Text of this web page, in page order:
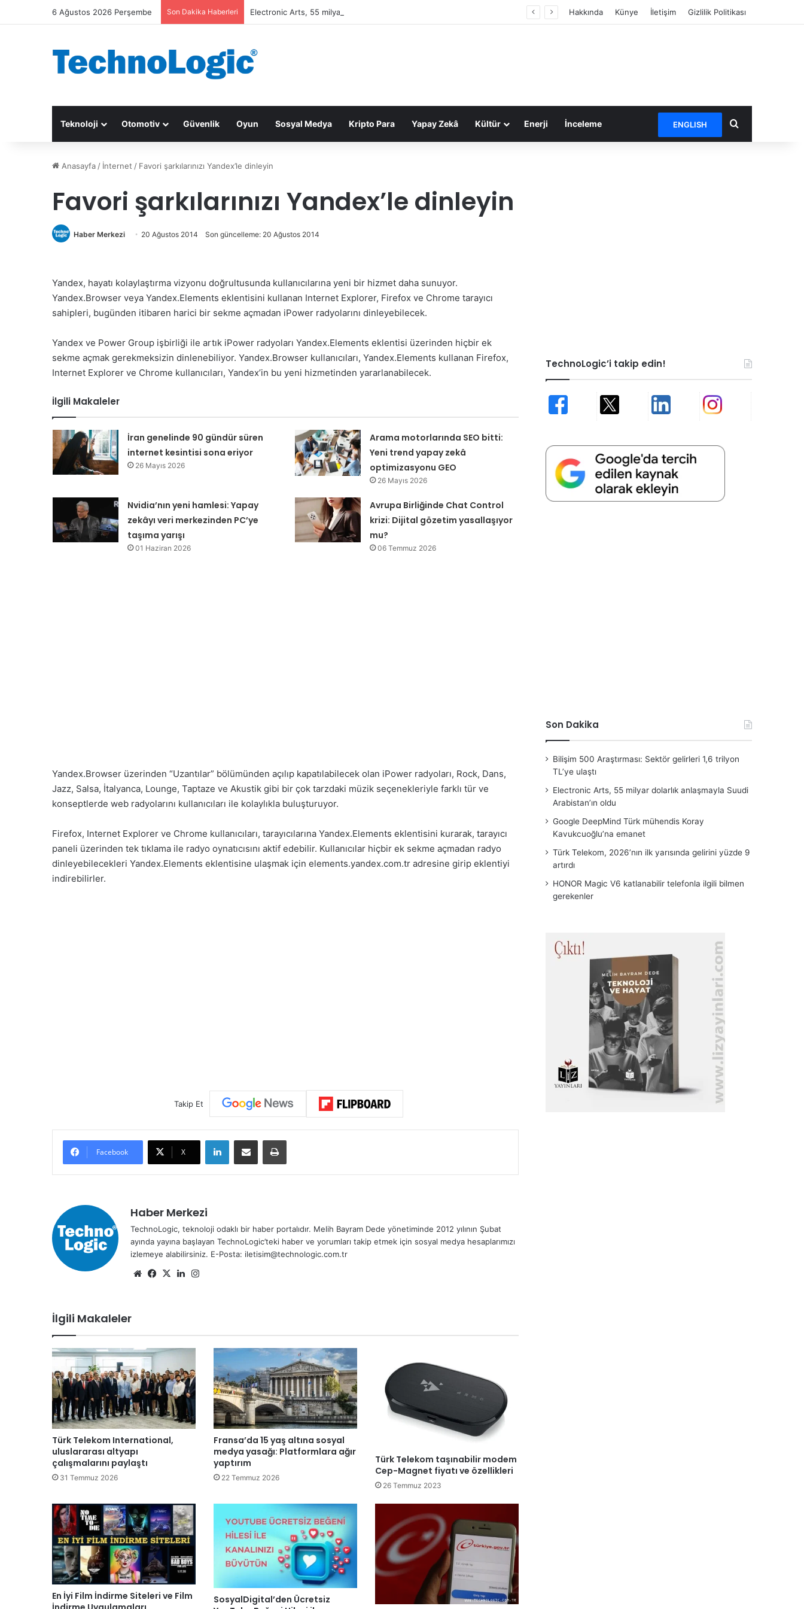
6 Ağustos 2026 Perşembe Son Dakika Haberleri Electronic Arts, 55 milyar dolarlık anlaşmayla Suudi Arabistan’ın oldu Hakkında Künye İletişim Gizlilik Politikası
Teknoloji Otomotiv Güvenlik Oyun Sosyal Medya Kripto Para Yapay Zekâ Kültür Enerji İnceleme ENGLISH Arama yap ...
Anasayfa / İnternet / Favori şarkılarınızı Yandex’le dinleyin
Favori şarkılarınızı Yandex’le dinleyin
Haber Merkezi 20 Ağustos 2014 Son güncelleme: 20 Ağustos 2014
Yandex, hayatı kolaylaştırma vizyonu doğrultusunda kullanıcılarına yeni bir hizmet daha sunuyor.
Yandex.Browser veya Yandex.Elements eklentisini kullanan Internet Explorer, Firefox ve Chrome tarayıcı
sahipleri, bugünden itibaren harici bir sekme açmadan iPower radyolarını dinleyebilecek.
Yandex ve Power Group işbirliği ile artık iPower radyoları Yandex.Elements eklentisi üzerinden hiçbir ek
sekme açmak gerekmeksizin dinlenebiliyor. Yandex.Browser kullanıcıları, Yandex.Elements kullanan Firefox,
Internet Explorer ve Chrome kullanıcıları, Yandex’in bu yeni hizmetinden yararlanabilecek.
İlgili Makaleler
İran genelinde 90 gündür süren
internet kesintisi sona eriyor
26 Mayıs 2026
Arama motorlarında SEO bitti:
Yeni trend yapay zekâ
optimizasyonu GEO
26 Mayıs 2026
Nvidia’nın yeni hamlesi: Yapay
zekâyı veri merkezinden PC’ye
taşıma yarışı
01 Haziran 2026
Avrupa Birliğinde Chat Control
krizi: Dijital gözetim yasallaşıyor
mu?
06 Temmuz 2026
Yandex.Browser üzerinden “Uzantılar” bölümünden açılıp kapatılabilecek olan iPower radyoları, Rock, Dans,
Jazz, Salsa, İtalyanca, Lounge, Taptaze ve Akustik gibi bir çok tarzdaki müzik seçenekleriyle farklı tür ve
konseptlerde web radyolarını kullanıcıları ile kolaylıkla buluşturuyor.
Firefox, Internet Explorer ve Chrome kullanıcıları, tarayıcılarına Yandex.Elements eklentisini kurarak, tarayıcı
paneli üzerinden tek tıklama ile radyo oynatıcısını aktif edebilir. Kullanıcılar hiçbir ek sekme açmadan radyo
dinleyebilecekleri Yandex.Elements eklentisine ulaşmak için elements.yandex.com.tr adresine girip eklentiyi
indirebilirler.
Takip Et
Facebook X
Haber Merkezi
TechnoLogic, teknoloji odaklı bir haber portalıdır. Melih Bayram Dede yönetiminde 2012 yılının Şubat
ayında yayına başlayan TechnoLogic’teki haber ve yorumları takip etmek için sosyal medya hesaplarımızı
izlemeye alabilirsiniz. E-Posta: iletisim@technologic.com.tr
We Fa
X
Lin
İlgili Makaleler
Türk Telekom International,
uluslararası altyapı
çalışmalarını paylaştı
31 Temmuz 2026
Fransa’da 15 yaş altına sosyal
medya yasağı: Platformlara ağır
yaptırım
22 Temmuz 2026
Türk Telekom taşınabilir modem
Cep-Magnet fiyatı ve özellikleri
26 Temmuz 2023
En İyi Film İndirme Siteleri ve Film
SosyalDigital’den Ücretsiz
TechnoLogic’i takip edin!
Son Dakika
Bilişim 500 Araştırması: Sektör gelirleri 1,6 trilyon
TL’ye ulaştı
Electronic Arts, 55 milyar dolarlık anlaşmayla Suudi
Arabistan’ın oldu
Google DeepMind Türk mühendis Koray
Kavukcuoğlu’na emanet
Türk Telekom, 2026’nın ilk yarısında gelirini yüzde 9
artırdı
HONOR Magic V6 katlanabilir telefonla ilgili bilmen
gerekenler